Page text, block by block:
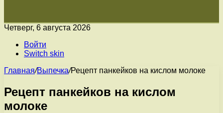
Четверг, 6 августа 2026
Войти
Switch skin
Главная/Выпечка/Рецепт панкейков на кислом молоке
Рецепт панкейков на кислом
молоке